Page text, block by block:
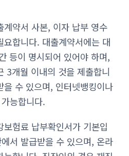
계약서 사본, 이자 납부 영수
합니다. 대출계약서에는 대
등이 명시되어 있어야 하며,
3개월 이내의 것을 제출합니
을 수 있으며, 인터넷뱅킹이나
능합니다.
험료 납부확인서가 기본입
서 발급받을 수 있으며, 온라